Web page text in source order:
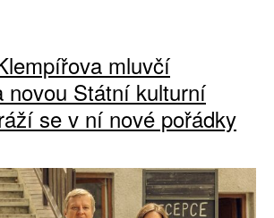
mluvčí
novou Státní kulturní
se v ní nové pořádky